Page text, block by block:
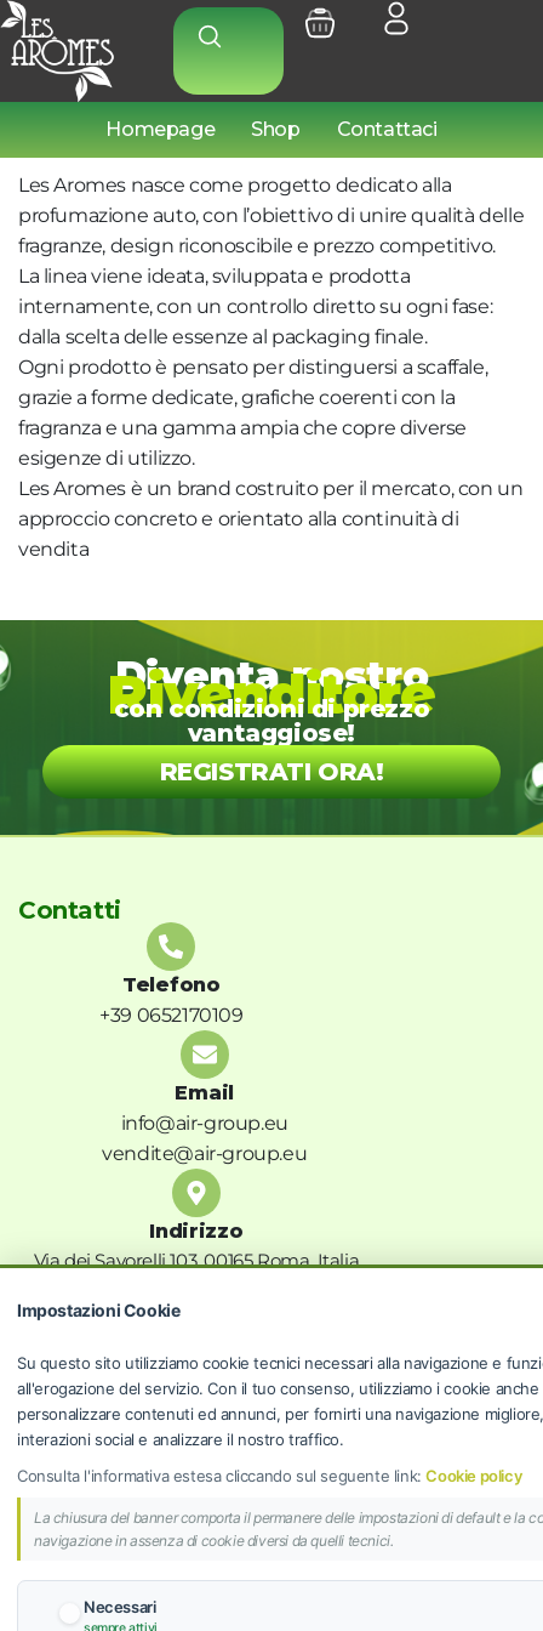
Homepage Shop Contattaci
Les Aromes nasce come progetto dedicato alla
profumazione auto, con l’obiettivo di unire qualità delle
fragranze, design riconoscibile e prezzo competitivo.
La linea viene ideata, sviluppata e prodotta
internamente, con un controllo diretto su ogni fase:
dalla scelta delle essenze al packaging finale.
Ogni prodotto è pensato per distinguersi a scaffale,
grazie a forme dedicate, grafiche coerenti con la
fragranza e una gamma ampia che copre diverse
esigenze di utilizzo.
Les Aromes è un brand costruito per il mercato, con un
approccio concreto e orientato alla continuità di
vendita
Diventa nostro
Rivenditore
con condizioni di prezzo
vantaggiose!
REGISTRATI ORA!
Contatti
Telefono
+39 0652170109
Email
info@air-group.eu
vendite@air-group.eu
Indirizzo
Via dei Savorelli 103, 00165 Roma, Italia
Privacy Policy
Privacy Policy
Cookie Policy
Risoluzioni controversie
Programma fedeltà
AIR GROUP S.R.L.
© 2024 AIR GROUP S.R.L. | Sede Legale: Via dei
Savorelli 103, 00165 Roma (RM) | P.IVA 14298871006 |
REA: RM-1510763 | Cap. Soc. € 100.000,00 i.v.
Impostazioni Cookie
Su questo sito utilizziamo cookie tecnici necessari alla navigazione e
all'erogazione del servizio. Con il tuo consenso, utilizziamo i cookie
personalizzare contenuti ed annunci, per fornirti una navigazione
interazioni social e analizzare il nostro traffico.
Consulta l'informativa estesa cliccando sul seguente link:Cookie policy
La chiusura del banner comporta il permanere delle impostazioni di default e la
navigazione in assenza di cookie diversi da quelli tecnici.
Necessari